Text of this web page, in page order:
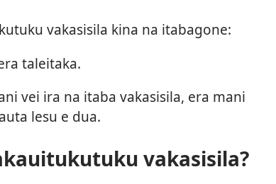
vakasisila kina na itabagone:
taleitaka.
vei ira na itaba vakasisila, era mani
lesu e dua.
vakasisila?